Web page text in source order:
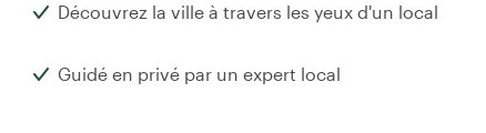
Découvrez la ville à travers les yeux d'un local
Guidé en privé par un expert local